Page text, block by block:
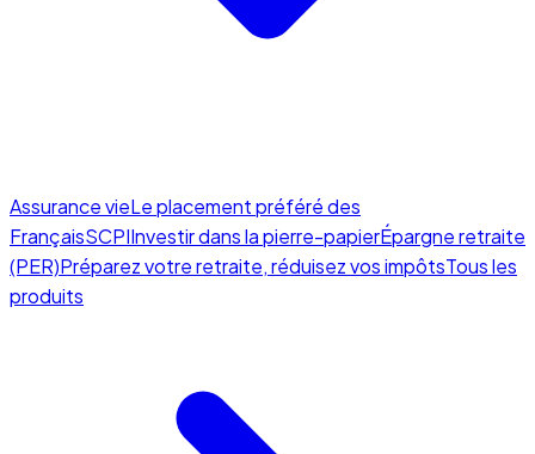
Assurance vieLe placement préféré des
FrançaisSCPIInvestir dans la pierre-papierÉpargne retraite
(PER)Préparez votre retraite, réduisez vos impôtsTous les
produits